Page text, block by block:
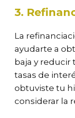
3.
La
ayudarte a
baja y reducir
tasas de
obtuviste tu
considerar la